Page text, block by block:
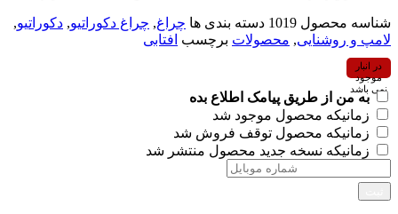
شناسه محصول 1019 دسته بندی ها چراغ, چراغ دکوراتیو, دکوراتیو,
لامپ و روشنایی, محصولات برچسب افتابی
در انبار
موجود
نمی باشد
به من از طریق پیامک اطلاع بده
زمانیکه محصول موجود شد
زمانیکه محصول توقف فروش شد
زمانیکه نسخه جدید محصول منتشر شد